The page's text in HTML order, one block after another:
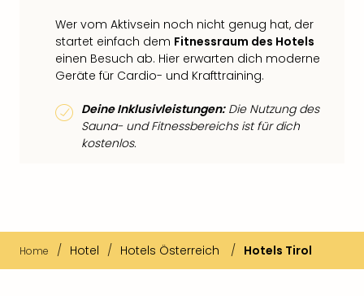
Wer vom Aktivsein noch nicht genug hat, der
startet einfach dem Fitnessraum des Hotels
einen Besuch ab. Hier erwarten dich moderne
Geräte für Cardio- und Krafttraining.
Deine Inklusivleistungen:Die Nutzung des
Sauna- und Fitnessbereichs ist für dich
kostenlos.
Home / Hotel / Hotels Österreich / Hotels Tirol